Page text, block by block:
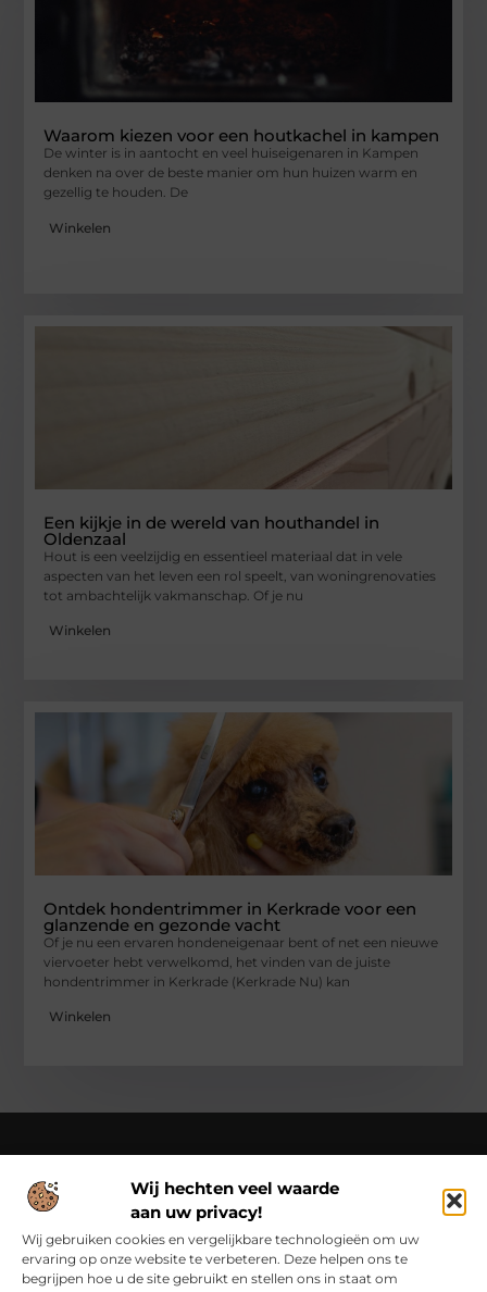
Wij hechten veel waarde
aan uw privacy!
Wij gebruiken cookies en vergelijkbare technologieën om uw
ervaring op onze website te verbeteren. Deze helpen ons te
begrijpen hoe u de site gebruikt en stellen ons in staat om
Waarom kiezen voor een houtkachel in kampen
De winter is in aantocht en veel huiseigenaren in Kampen
denken na over de beste manier om hun huizen warm en
gezellig te houden. De
Winkelen
Een kijkje in de wereld van houthandel in
Oldenzaal
Hout is een veelzijdig en essentieel materiaal dat in vele
aspecten van het leven een rol speelt, van woningrenovaties
tot ambachtelijk vakmanschap. Of je nu
Winkelen
Ontdek hondentrimmer in Kerkrade voor een
glanzende en gezonde vacht
Of je nu een ervaren hondeneigenaar bent of net een nieuwe
viervoeter hebt verwelkomd, het vinden van de juiste
hondentrimmer in Kerkrade (Kerkrade Nu) kan
Winkelen
Over Cn-flex
Cn-flex.nl – Altijd in beweging – verhalen voor elke dag.
Ontdek inspirerende blogs en artikelen die het dagelijks leven
in al zijn facetten belichten.